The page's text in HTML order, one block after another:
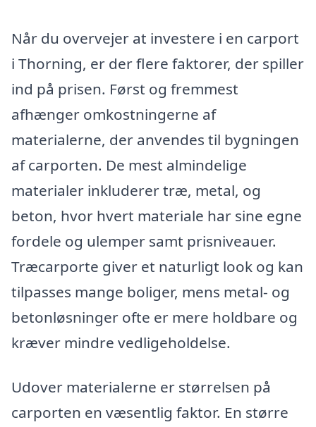
Når du overvejer at investere i en carport
i Thorning, er der flere faktorer, der spiller
ind på prisen. Først og fremmest
afhænger omkostningerne af
materialerne, der anvendes til bygningen
af carporten. De mest almindelige
materialer inkluderer træ, metal, og
beton, hvor hvert materiale har sine egne
fordele og ulemper samt prisniveauer.
Træcarporte giver et naturligt look og kan
tilpasses mange boliger, mens metal- og
betonløsninger ofte er mere holdbare og
kræver mindre vedligeholdelse.
Udover materialerne er størrelsen på
carporten en væsentlig faktor. En større